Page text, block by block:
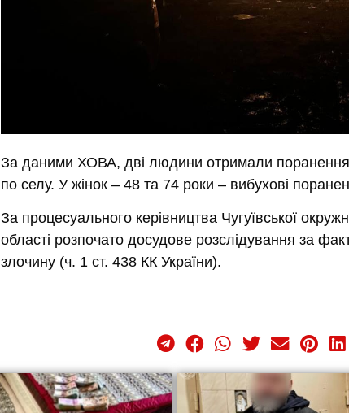
За даними ХОВА,дві людини отримали поранення
по селу. У жінок – 48 та 74 роки – вибухові
За процесуального керівництва Чугуївської
області розпочато досудове розслідування за
злочину (ч. 1 ст. 438 КК України).